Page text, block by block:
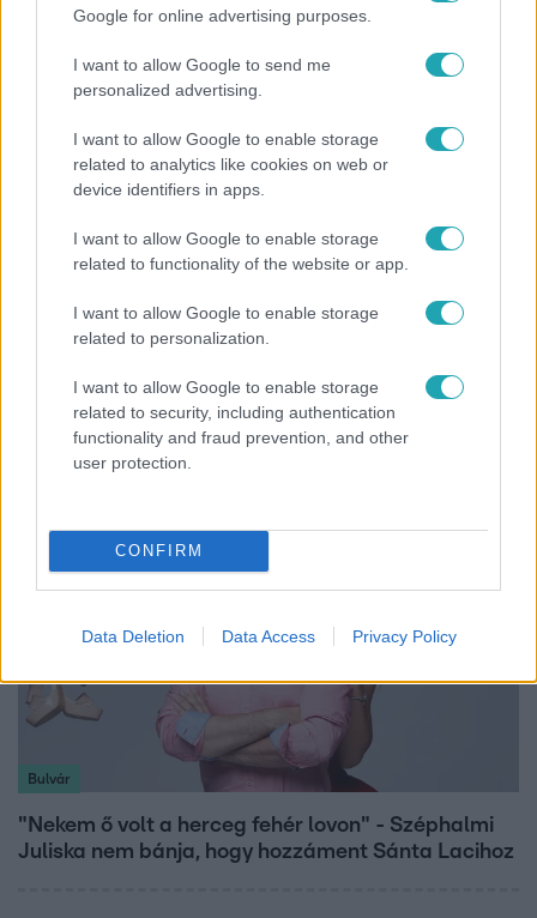
Google for online advertising purposes.
I want to allow Google to send me
personalized advertising.
I want to allow Google to enable storage
related to analytics like cookies on web or
device identifiers in apps.
I want to allow Google to enable storage
related to functionality of the website or app.
I want to allow Google to enable storage
related to personalization.
I want to allow Google to enable storage
related to security, including authentication
functionality and fraud prevention, and other
user protection.
CONFIRM
Data Deletion Data Access Privacy Policy
Népszerű
Hosszú Katinka a dokumentumfilmjében Shane
Tusupról: A medencében minden működött
Bulvár
"Nekem ő volt a herceg fehér lovon" - Széphalmi
Juliska nem bánja, hogy hozzáment Sánta Lacihoz